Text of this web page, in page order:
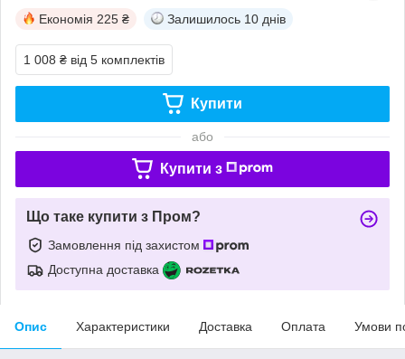
Економія 225 ₴ Залишилось 10 днів
1 008 ₴ від 5 комплектів
Купити
або
Купити з
Що таке купити з Пром?
Замовлення під захистом
Доступна доставка
Опис Характеристики Доставка Оплата Умови